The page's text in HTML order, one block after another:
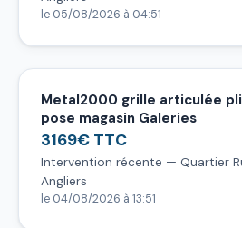
le 05/08/2026 à 04:51
Metal2000 grille articulée
pose magasin Galeries
3169€ TTC
Intervention récente — Quartier
Angliers
le 04/08/2026 à 13:51